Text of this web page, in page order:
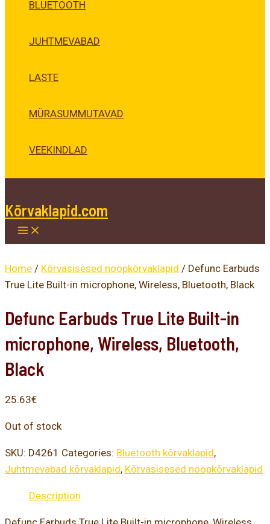
BLUETOOTH
JUHTMEVABAD
LASTE
MÜRASUMMUTAVAD
VEEKINDLAD
Kõrvaklapid.com
Home / Kõrvasisesed nööpkõrvaklapid / Defunc Earbuds
True Lite Built-in microphone, Wireless, Bluetooth, Black
Defunc Earbuds True Lite Built-in
microphone, Wireless, Bluetooth,
Black
25.63€
Out of stock
SKU: D4261 Categories: Bluetooth kõrvaklapid,
Juhtmevabad kõrvaklapid, Kõrvasisesed nööpkõrvaklapid
Description